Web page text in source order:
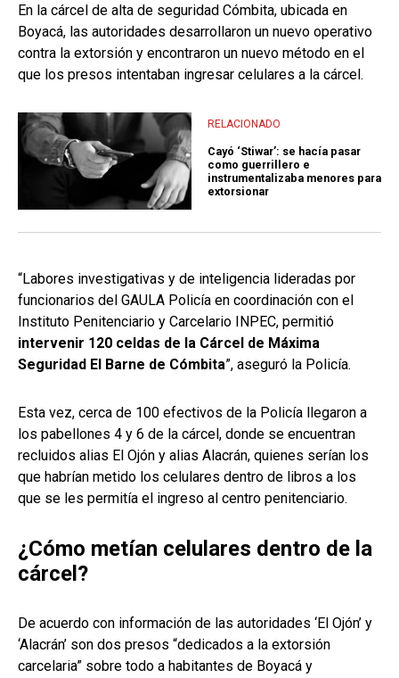
En la cárcel de alta de seguridad Cómbita, ubicada en
Boyacá, las autoridades desarrollaron un nuevo operativo
contra la extorsión y encontraron un nuevo método en el
que los presos intentaban ingresar celulares a la cárcel.
RELACIONADO
Cayó ‘Stiwar’: se hacía pasar
como guerrillero e
instrumentalizaba menores para
extorsionar
“Labores investigativas y de inteligencia lideradas por
funcionarios del GAULA Policía en coordinación con el
Instituto Penitenciario y Carcelario INPEC, permitió
intervenir 120 celdas de la Cárcel de Máxima
Seguridad El Barne de Cómbita”, aseguró la Policía.
Esta vez, cerca de 100 efectivos de la Policía llegaron a
los pabellones 4 y 6 de la cárcel, donde se encuentran
recluidos alias El Ojón y alias Alacrán, quienes serían los
que habrían metido los celulares dentro de libros a los
que se les permitía el ingreso al centro penitenciario.
¿Cómo metían celulares dentro de la
cárcel?
De acuerdo con información de las autoridades ‘El Ojón’ y
‘Alacrán’ son dos presos “dedicados a la extorsión
carcelaria” sobre todo a habitantes de Boyacá y